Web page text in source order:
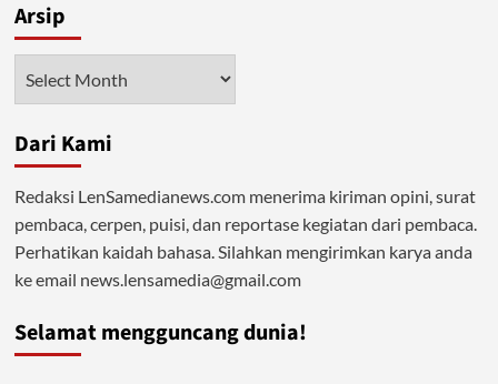
Arsip
Dari Kami
Redaksi LenSamedianews.com menerima kiriman opini, surat
pembaca, cerpen, puisi, dan reportase kegiatan dari pembaca.
Perhatikan kaidah bahasa. Silahkan mengirimkan karya anda
ke email news.lensamedia@gmail.com
Selamat mengguncang dunia!